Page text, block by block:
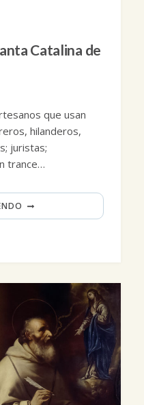
Catalina de
que usan
hilanderos,
juristas;
trance…